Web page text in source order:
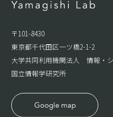
〒101-8430
東京都千代田区一ツ橋2-1-2
大学共同利用機関法人 情報・
国立情報学研究所
Google map